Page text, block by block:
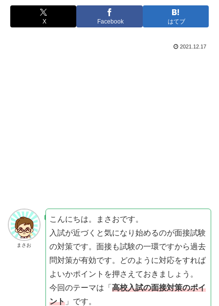
X Facebook はてブ
2021.12.17
まさお
こんにちは。まさおです。
入試が近づくと気になり始めるのが面接試験
の対策です。面接も試験の一環ですから過去
問対策が有効です。どのように対応をすれば
よいかポイントを押さえておきましょう。
今回のテーマは「 高校入試の面接対策のポイ
ント」です。